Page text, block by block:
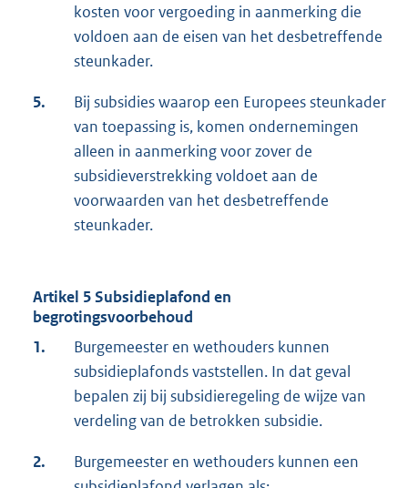
kosten voor vergoeding in aanmerking die
voldoen aan de eisen van het desbetreffende
steunkader.
5.
Bij subsidies waarop een Europees steunkader
van toepassing is, komen ondernemingen
alleen in aanmerking voor zover de
subsidieverstrekking voldoet aan de
voorwaarden van het desbetreffende
steunkader.
Artikel 5 Subsidieplafond en
begrotingsvoorbehoud
1.
Burgemeester en wethouders kunnen
subsidieplafonds vaststellen. In dat geval
bepalen zij bij subsidieregeling de wijze van
verdeling van de betrokken subsidie.
2.
Burgemeester en wethouders kunnen een